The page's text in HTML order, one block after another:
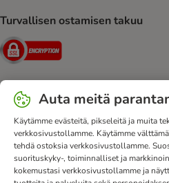
Turvallisen ostamisen takuu
Security
Ota yhteyttä
Tietosuoja
Uutiskirje
Peruuta sopimus tästä
bitiba-
Edut
Saavutettavuusseloste
Auta meitä
Käytämme evästeitä, pikseleitä ja muita
verkkosivustollamme. Käytämme
tehdä ostoksia verkkosivustollamme.
suorituskyky-, toiminnalliset ja
kokemustasi verkkosivustollamme ja